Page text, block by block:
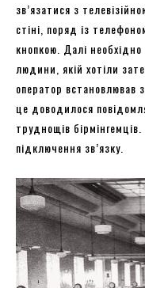
зв’язатися з
стіні, поряд із
кнопкою. Далі
людини, якій хотіли
оператор встановлював
це доводилося
труднощів
підключення зв’язку.